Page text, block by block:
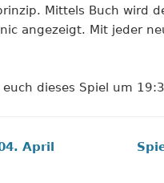
Mittels Buch wird
angezeigt. Mit jeder
dieses Spiel um
April